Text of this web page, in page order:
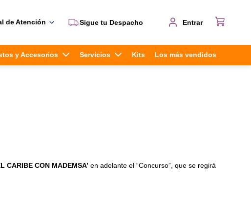
de Atención Sigue tu Despacho Entrar
y Accesorios Servicios Kits Los más vendidos
CARIBE CON MADEMSA’ en adelante el “Concurso”, que se regirá